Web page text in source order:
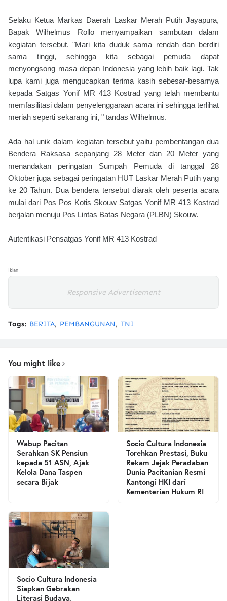
Selaku Ketua Markas Daerah Laskar Merah Putih Jayapura,
Bapak Wilhelmus Rollo menyampaikan sambutan dalam
kegiatan tersebut. "Mari kita duduk sama rendah dan berdiri
sama tinggi, sehingga kita sebagai pemuda dapat
menyongsong masa depan Indonesia yang lebih baik lagi. Tak
lupa kami juga mengucapkan terima kasih sebesar-besarnya
kepada Satgas Yonif MR 413 Kostrad yang telah membantu
memfasilitasi dalam penyelenggaraan acara ini sehingga terlihat
meriah seperti sekarang ini, " tandas Wilhelmus.
Ada hal unik dalam kegiatan tersebut yaitu pembentangan dua
Bendera Raksasa sepanjang 28 Meter dan 20 Meter yang
menandakan peringatan Sumpah Pemuda di tanggal 28
Oktober juga sebagai peringatan HUT Laskar Merah Putih yang
ke 20 Tahun. Dua bendera tersebut diarak oleh peserta acara
mulai dari Pos Pos Kotis Skouw Satgas Yonif MR 413 Kostrad
berjalan menuju Pos Lintas Batas Negara (PLBN) Skouw.
Autentikasi Pensatgas Yonif MR 413 Kostrad
Iklan
Responsive Advertisement
Tags: BERITA PEMBANGUNAN TNI
You might like
Wabup Pacitan
Serahkan SK Pensiun
kepada 51 ASN, Ajak
Kelola Dana Taspen
secara Bijak
Socio Cultura Indonesia
Torehkan Prestasi, Buku
Rekam Jejak Peradaban
Dunia Pacitanian Resmi
Kantongi HKI dari
Kementerian Hukum RI
Socio Cultura Indonesia
Siapkan Gebrakan
Literasi Budaya,